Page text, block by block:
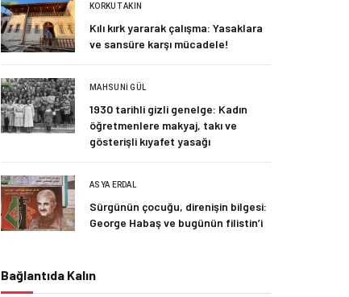
KORKUT AKIN
Kılı kırk yararak çalışma: Yasaklara
ve sansüre karşı mücadele!
MAHSUNI GÜL
1930 tarihli gizli genelge: Kadın
öğretmenlere makyaj, takı ve
gösterişli kıyafet yasağı
ASYA ERDAL
Sürgünün çocuğu, direnişin bilgesi:
George Habaş ve bugünün filistin’i
Bağlantıda Kalın